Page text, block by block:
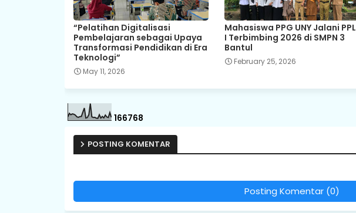
“Pelatihan Digitalisasi
Pembelajaran sebagai Upaya
Transformasi Pendidikan di Era
Teknologi”
May 11, 2026
Mahasiswa PPG UNY Jalani PPL
I Terbimbing 2026 di SMPN 3
Bantul
February 25, 2026
166768
POSTING KOMENTAR
Posting Komentar (0)